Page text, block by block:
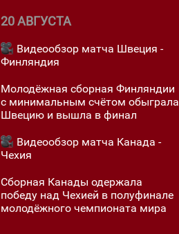
20 АВГУСТА
Видеообзор матча Швеция -
Финляндия
Молодёжная сборная Финляндии
с минимальным счётом обыграла
Швецию и вышла в финал
Видеообзор матча Канада -
Чехия
Сборная Канады одержалa
победу над Чехией в полуфинале
молодёжного чемпионата мира